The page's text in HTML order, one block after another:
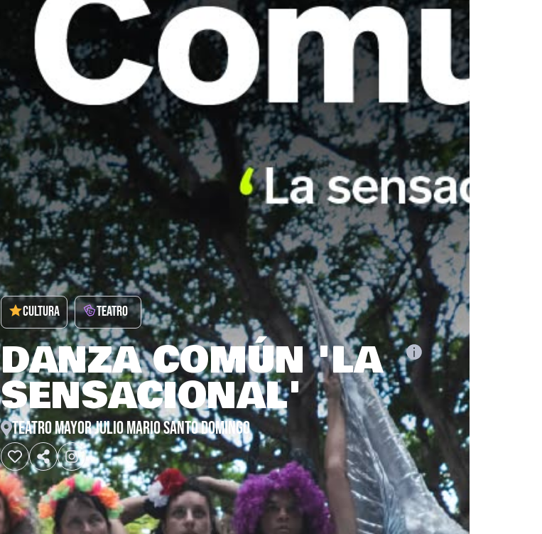
CULTURA TEATRO
DANZA COMÚN 'LA
SENSACIONAL'
TEATRO MAYOR JULIO MARIO SANTO DOMINGO